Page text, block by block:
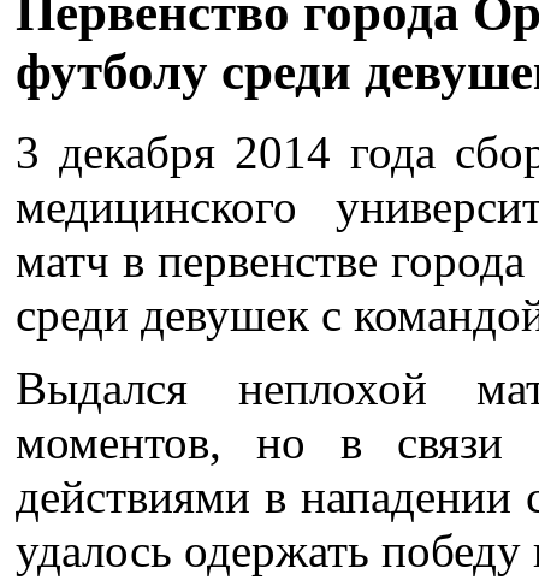
Первенство города
футболу среди
3 декабря 2014 года
медицинского
матч в первенстве
среди девушек с
Выдался неплохой
моментов, но в связи
действиями в
удалось одержать